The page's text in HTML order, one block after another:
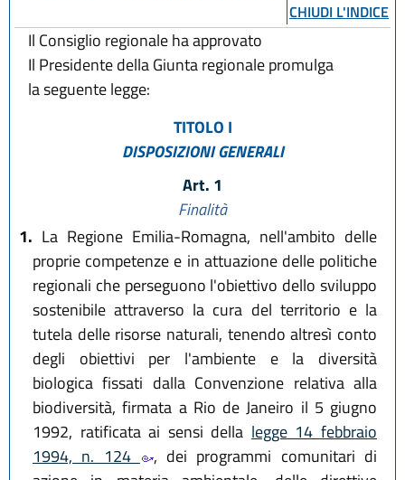
CHIUDI L'INDICE
Il Consiglio regionale ha approvato
Il Presidente della Giunta regionale promulga
la seguente legge:
TITOLO I
DISPOSIZIONI GENERALI
Art. 1
Finalità
1. La Regione Emilia-Romagna, nell'ambito delle
proprie competenze e in attuazione delle politiche
regionali che perseguono l'obiettivo dello sviluppo
sostenibile attraverso la cura del territorio e la
tutela delle risorse naturali, tenendo altresì conto
degli obiettivi per l'ambiente e la diversità
biologica fissati dalla Convenzione relativa alla
biodiversità, firmata a Rio de Janeiro il 5 giugno
1992, ratificata ai sensi della legge 14 febbraio
1994, n. 124
, dei programmi comunitari di